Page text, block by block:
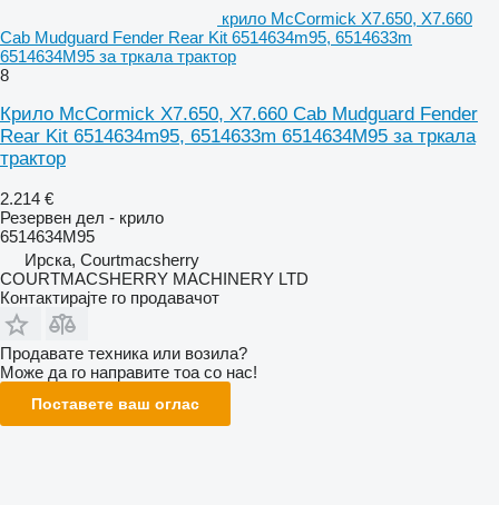
крило McCormick X7.650, X7.660
Cab Mudguard Fender Rear Kit 6514634m95, 6514633m
6514634M95 за тркала трактор
8
Крило McCormick X7.650, X7.660 Cab Mudguard Fender
Rear Kit 6514634m95, 6514633m 6514634M95 за тркала
трактор
2.214 €
Резервен дел - крило
6514634M95
Ирска, Courtmacsherry
COURTMACSHERRY MACHINERY LTD
Контактирајте го продавачот
Продавате техника или возила?
Може да го направите тоа со нас!
Поставете ваш оглас